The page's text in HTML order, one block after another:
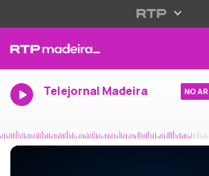
Telejornal Madeira NO AR